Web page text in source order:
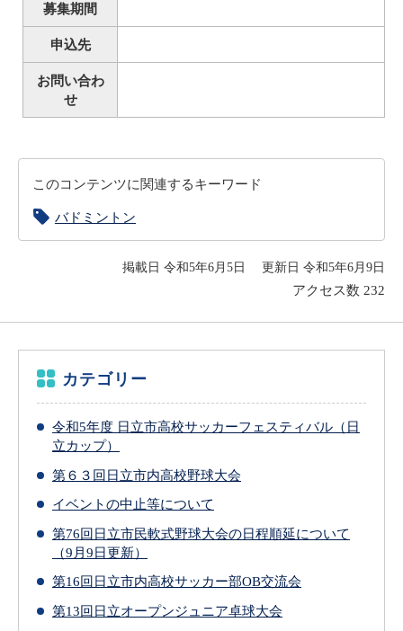
募集期間
申込先
お問い合わ
せ
このコンテンツに関連するキーワード
バドミントン
掲載日 令和5年6月5日 更新日 令和5年6月9日
アクセス数 232
カテゴリー
令和5年度 日立市高校サッカーフェスティバル（日
立カップ）
第６３回日立市内高校野球大会
イベントの中止等について
第76回日立市民軟式野球大会の日程順延について
（9月9日更新）
第16回日立市内高校サッカー部OB交流会
第13回日立オープンジュニア卓球大会